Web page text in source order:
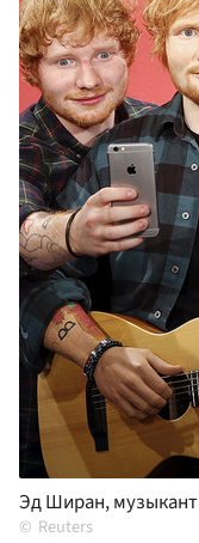
Эд Ширан, музыкант
Reuters